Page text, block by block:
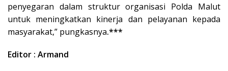
penyegaran dalam struktur organisasi Polda Malut
untuk meningkatkan kinerja dan pelayanan kepada
masyarakat,” pungkasnya.***
Editor : Armand